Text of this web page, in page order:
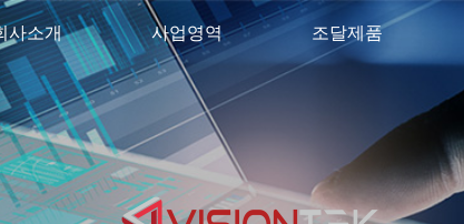
사소개 사업영역 조달제품